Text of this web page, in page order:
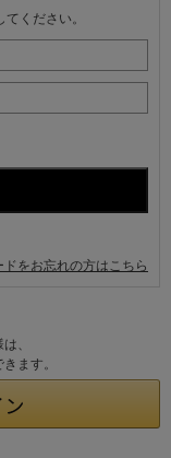
ください。
ドをお忘れの方はこちら
、
ます。